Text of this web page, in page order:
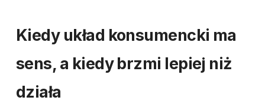
Kiedy układ konsumencki ma
sens, a kiedy brzmi lepiej niż
działa